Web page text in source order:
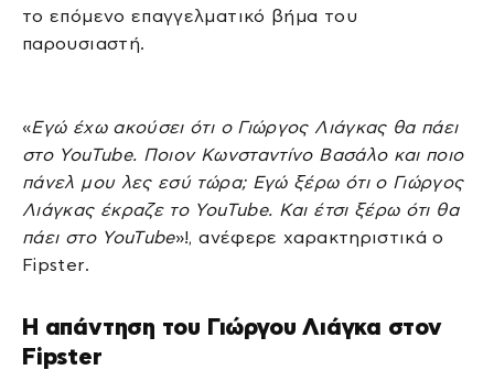
το επόμενο επαγγελματικό βήμα του
παρουσιαστή.
«Εγώ έχω ακούσει ότι ο Γιώργος Λιάγκας θα πάει
στο YouTube. Ποιον Κωνσταντίνο Βασάλο και ποιο
πάνελ μου λες εσύ τώρα; Εγώ ξέρω ότι ο Γιώργος
Λιάγκας έκραζε το YouTube. Και έτσι ξέρω ότι θα
πάει στο YouTube»!, ανέφερε χαρακτηριστικά ο
Fipster.
Η απάντηση του Γιώργου Λιάγκα στον
Fipster